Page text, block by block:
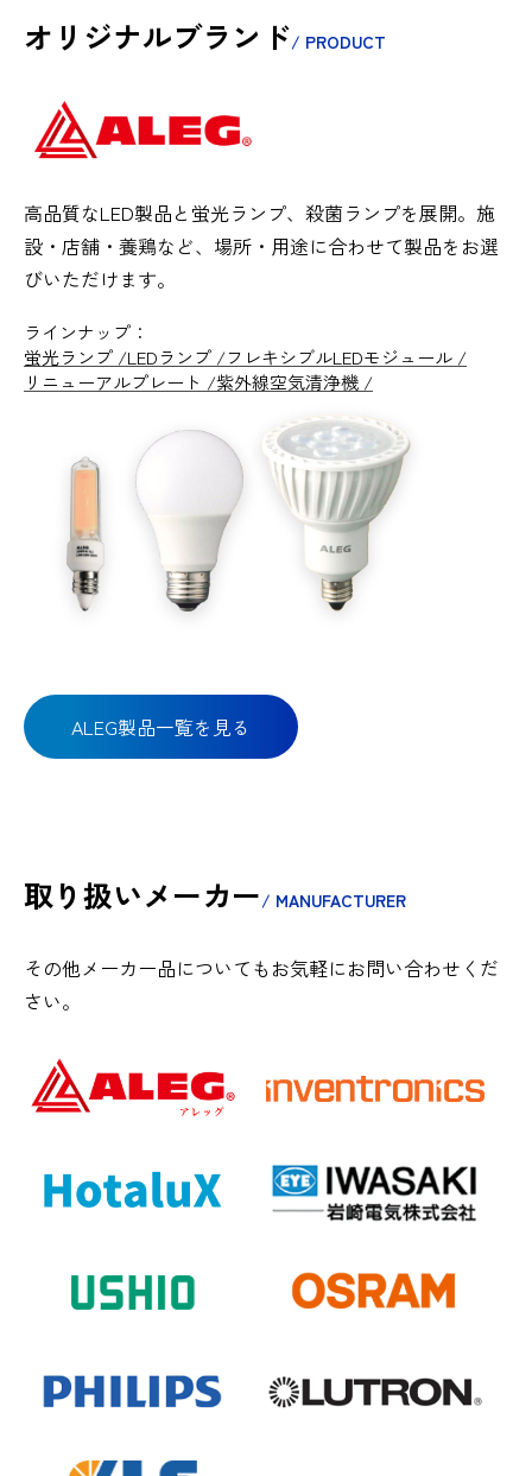
オリジナルブランド/ PRODUCT
高品質なLED製品と蛍光ランプ、殺菌ランプを展開。施
設・店舗・養鶏など、場所・用途に合わせて製品をお選
びいただけます。
ラインナップ：
蛍光ランプ
LEDランプ
フレキシブルLEDモジュール
リニューアルプレート
紫外線空気清浄機
ALEG製品一覧を見る
取り扱いメーカー/ MANUFACTURER
その他メーカー品についてもお気軽にお問い合わせくだ
さい。